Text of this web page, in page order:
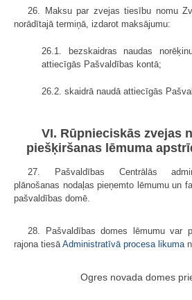
26. Maksu par zvejas tiesību nomu
norādītajā termiņā, izdarot maksājumu:
26.1. bezskaidras naudas
attiecīgās Pašvaldības kontā;
26.2. skaidrā naudā attiecīgās
VI. Rūpnieciskās zvejas
piešķiršanas lēmuma
27. Pašvaldības Centrālās
plānošanas nodaļas pieņemto lēmumu un
pašvaldības domē.
28. Pašvaldības domes lēmumu var
rajona tiesā Administratīvā procesa likuma
Ogres novada domes